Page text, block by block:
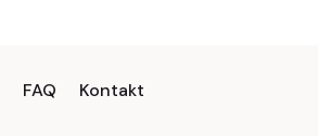
FAQ Kontakt